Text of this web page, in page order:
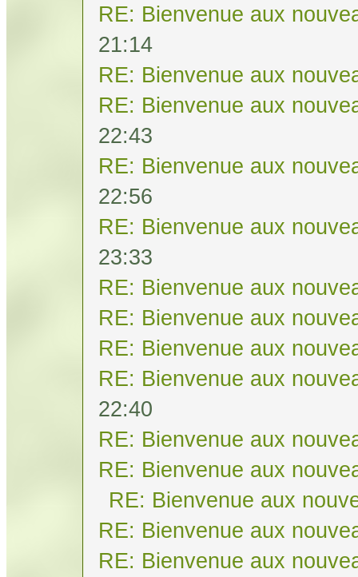
RE: Bienvenue aux
21:14
RE: Bienvenue aux
RE: Bienvenue aux
22:43
RE: Bienvenue aux
22:56
RE: Bienvenue aux
23:33
RE: Bienvenue aux
RE: Bienvenue aux
RE: Bienvenue aux
RE: Bienvenue aux
22:40
RE: Bienvenue aux
RE: Bienvenue aux
RE: Bienvenue aux
RE: Bienvenue aux
RE: Bienvenue aux